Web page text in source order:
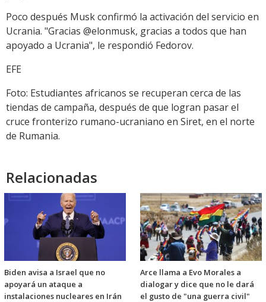
Poco después Musk confirmó la activación del servicio en
Ucrania. "Gracias @elonmusk, gracias a todos que han
apoyado a Ucrania", le respondió Fedorov.
EFE
Foto: Estudiantes africanos se recuperan cerca de las
tiendas de campaña, después de que logran pasar el
cruce fronterizo rumano-ucraniano en Siret, en el norte
de Rumania.
Relacionadas
Biden avisa a Israel que no
apoyará un ataque a
instalaciones nucleares en Irán
Arce llama a Evo Morales a
dialogar y dice que no le dará
el gusto de "una guerra civil"